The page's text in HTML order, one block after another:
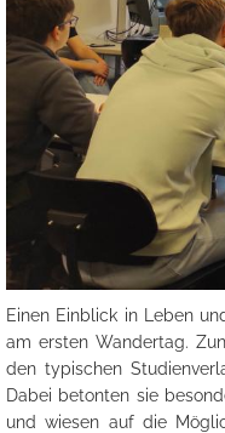
Einen Einblick in Leben
am ersten Wandertag.
den typischen
Dabei betonten sie
und wiesen auf die